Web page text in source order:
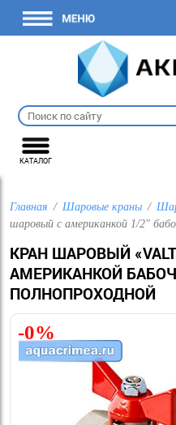
КАТАЛОГ
Главная Шаровые краны
шаровый с американкой 1/2"
КРАН ШАРОВЫЙ
АМЕРИКАНКОЙ
ПОЛНОПРОХОДНОЙ
-0%